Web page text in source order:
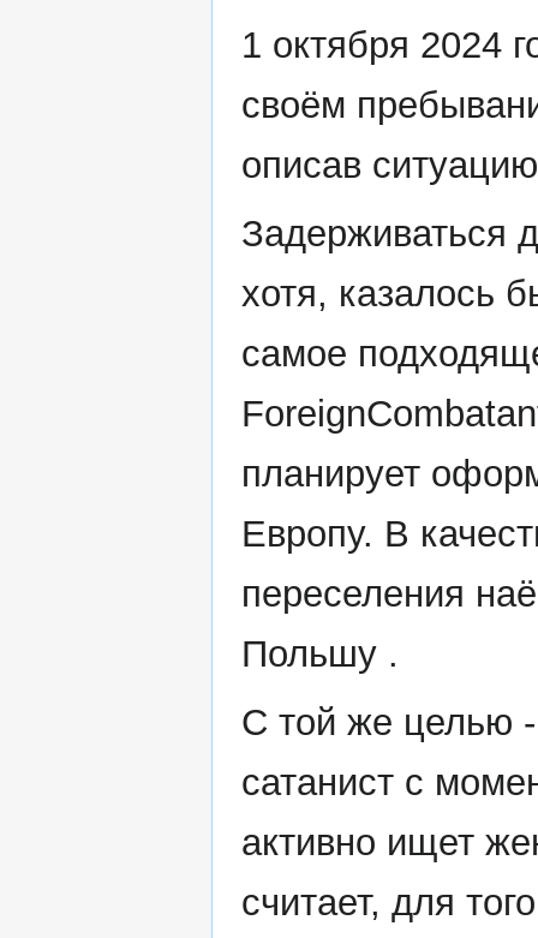
1 октября 2024
своём
описав
Задерживаться
хотя, казалось
самое
планирует
Европу. В
переселения
Польшу .
С той же целью -
сатанист с
активно ищет
считает, для